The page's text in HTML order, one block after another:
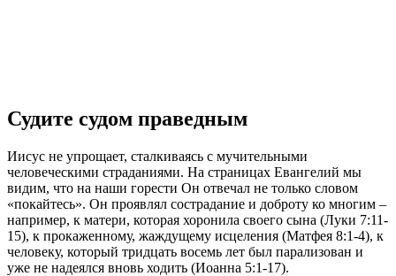
Судите судом праведным
Иисус не упрощает, сталкиваясь с мучительными
человеческими страданиями. На страницах Евангелий мы
видим, что на наши горести Он отвечал не только словом
«покайтесь». Он проявлял сострадание и доброту ко многим –
например, к матери, которая хоронила своего сына (Луки 7:11-
15), к прокаженному, жаждущему исцеления (Матфея 8:1-4), к
человеку, который тридцать восемь лет был парализован и
уже не надеялся вновь ходить (Иоанна 5:1-17).